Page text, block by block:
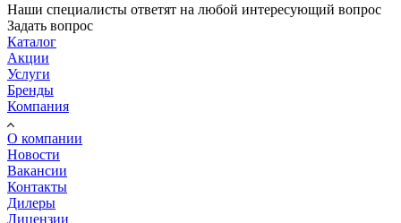
Наши специалисты ответят на любой интересующий вопрос
Задать вопрос
Каталог
Акции
Услуги
Бренды
Компания
О компании
Новости
Вакансии
Контакты
Дилеры
Лицензии